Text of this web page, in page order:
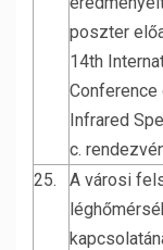
poszter
14th
Conference
Infrared
c.
25.
A városi